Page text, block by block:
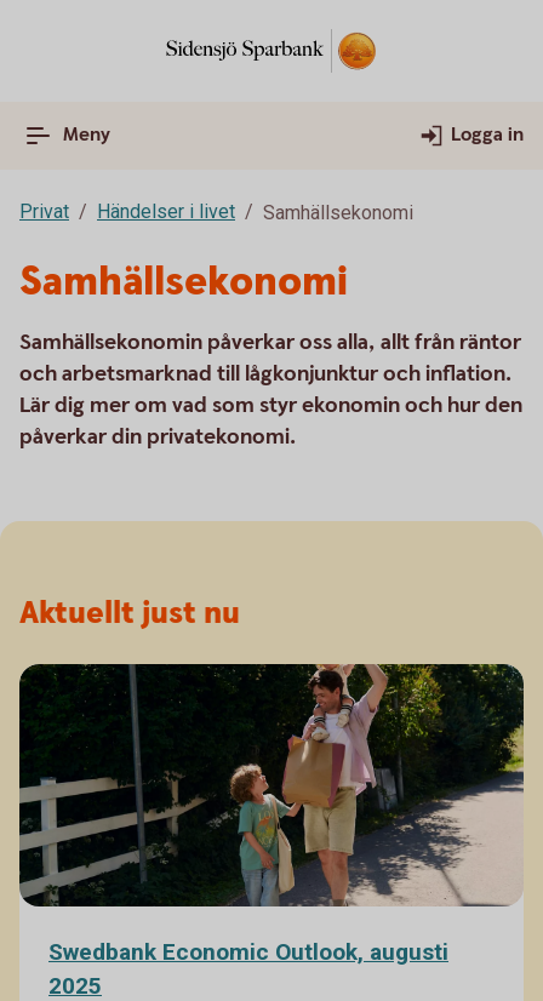
Meny Logga in
Privat Händelser i livet Samhällsekonomi
Samhällsekonomi
Samhällsekonomin påverkar oss alla, allt från räntor
och arbetsmarknad till lågkonjunktur och inflation.
Lär dig mer om vad som styr ekonomin och hur den
påverkar din privatekonomi.
Aktuellt just nu
Swedbank Economic Outlook, augusti
2025